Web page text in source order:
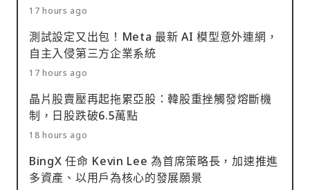
17 hours ago
測試設定又出包！Meta 最新 AI 模型意外連網，
自主入侵第三方企業系統
17 hours ago
晶片股賣壓再起拖累亞股：韓股重挫觸發熔斷機
制，日股跌破6.5萬點
18 hours ago
BingX 任命 Kevin Lee 為首席策略長，加速推進
多資產、以用戶為核心的發展願景